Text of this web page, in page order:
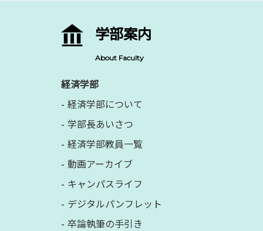
学部案内
About Faculty
経済学部
経済学部について
学部長あいさつ
経済学部教員一覧
動画アーカイブ
キャンパスライフ
デジタルパンフレット
卒論執筆の手引き